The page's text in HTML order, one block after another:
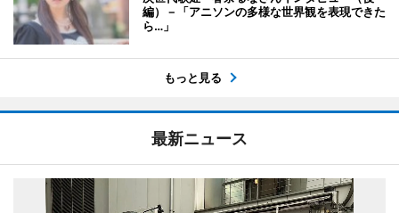
編）－「アニソンの多様な世界観を表現できた
ら…」
もっと見る
最新ニュース